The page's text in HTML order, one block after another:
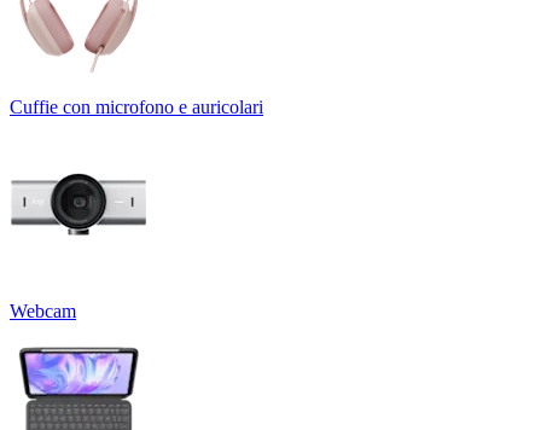
Cuffie con microfono e auricolari
Webcam